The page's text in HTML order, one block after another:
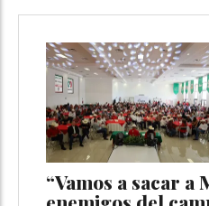
“Vamos a sacar a